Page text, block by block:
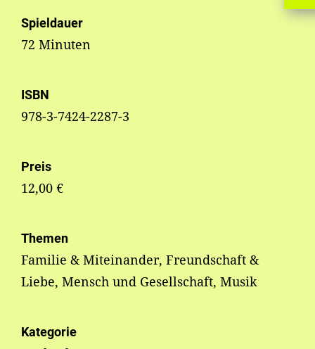
Spieldauer
72 Minuten
ISBN
978-3-7424-2287-3
Preis
12,00 €
Themen
Familie & Miteinander, Freundschaft &
Liebe, Mensch und Gesellschaft, Musik
Kategorie